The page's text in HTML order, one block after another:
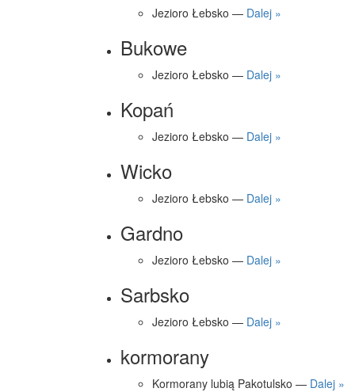
Jezioro Łebsko — Dalej »
Bukowe
Jezioro Łebsko — Dalej »
Kopań
Jezioro Łebsko — Dalej »
Wicko
Jezioro Łebsko — Dalej »
Gardno
Jezioro Łebsko — Dalej »
Sarbsko
Jezioro Łebsko — Dalej »
kormorany
Kormorany lubią Pakotulsko — Dalej »